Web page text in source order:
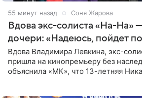
55 минут назад Соня Жарова
Вдова экс-солиста «На-На»
дочери: «Надеюсь, пойдет
Вдова Владимира Левкина, экс-
пришла на кинопремьеру без
объяснила «МК», что 13-летняя